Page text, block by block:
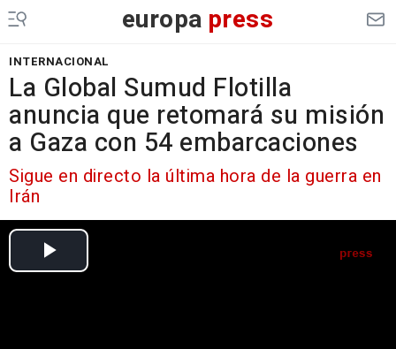
europa press
INTERNACIONAL
La Global Sumud Flotilla
anuncia que retomará su misión
a Gaza con 54 embarcaciones
Sigue en directo la última hora de la guerra en
Irán